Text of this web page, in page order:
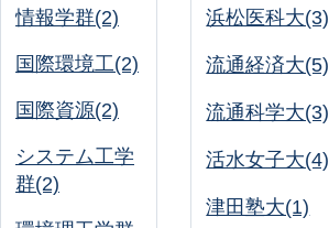
情報学群(2)
国際環境工(2)
国際資源(2)
システム工学
群(2)
浜松医科大(3)
流通経済大(5)
流通科学大(3)
活水女子大(4)
津田塾大(1)